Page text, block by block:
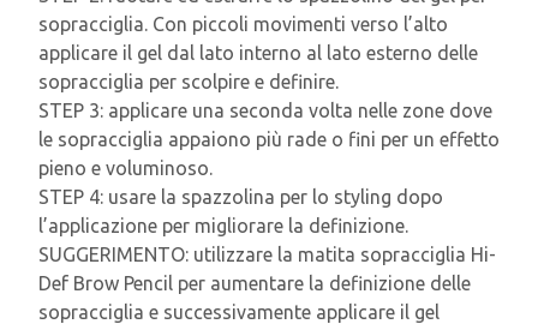
sopracciglia. Con piccoli movimenti verso l’alto
applicare il gel dal lato interno al lato esterno delle
sopracciglia per scolpire e definire.
STEP 3: applicare una seconda volta nelle zone dove
le sopracciglia appaiono più rade o fini per un effetto
pieno e voluminoso.
STEP 4: usare la spazzolina per lo styling dopo
l’applicazione per migliorare la definizione.
SUGGERIMENTO: utilizzare la matita sopracciglia Hi-
Def Brow Pencil per aumentare la definizione delle
sopracciglia e successivamente applicare il gel